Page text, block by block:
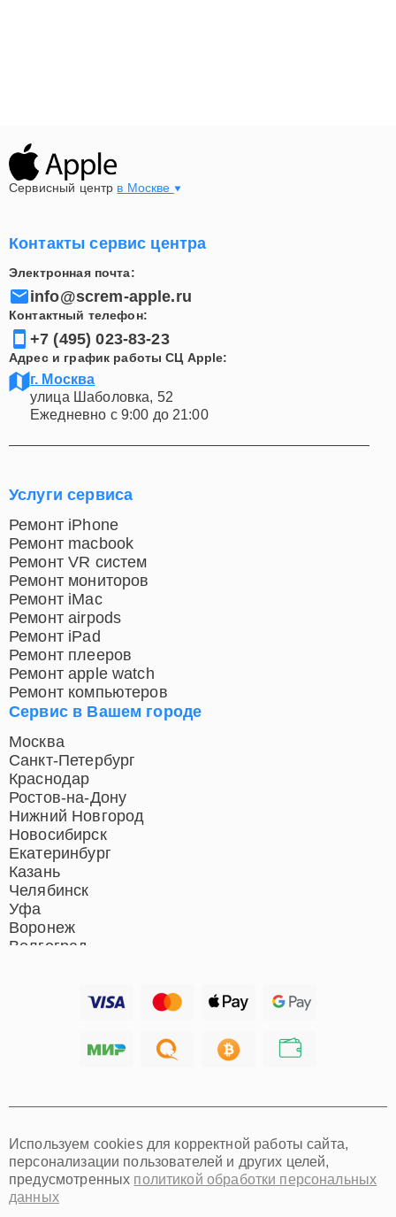
Сервисный центр в Москве
Контакты сервис центра
Электронная почта:
info@screm-apple.ru
Контактный телефон:
+7 (495) 023-83-23
Адрес и график работы СЦ Apple:
г. Москва
улица Шаболовка, 52
Ежедневно с 9:00 до 21:00
Сервис в Вашем городе
Москва
Санкт-Петербург
Краснодар
Ростов-на-Дону
Нижний Новгород
Новосибирск
Екатеринбург
Казань
Челябинск
Уфа
Воронеж
Волгоград
Хабаровск
Омск
Красноярск
Пермь
Ульяновск
Услуги сервиса
Ремонт iPhone
Ремонт macbook
Ремонт VR систем
Ремонт мониторов
Ремонт iMac
Ремонт airpods
Ремонт iPad
Ремонт плееров
Ремонт apple watch
Ремонт компьютеров
Используем cookies для корректной работы сайта,
персонализации пользователей и других целей,
предусмотренных политикой обработки персональных
данных